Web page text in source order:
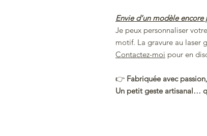
Envie d’un modèle encore
Je peux personnaliser
motif. La gravure au laser
Contactez-moi pour en
👉 Fabriquée avec
Un petit geste artisanal…